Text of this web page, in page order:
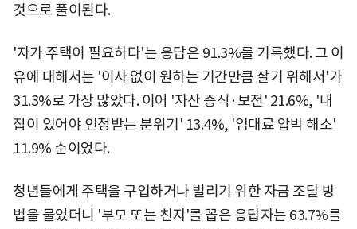
것으로 풀이된다.
'자가 주택이 필요하다'는 응답은 91.3%를 기록했다. 그 이
유에 대해서는 '이사 없이 원하는 기간만큼 살기 위해서'가
31.3%로 가장 많았다. 이어 '자산 증식·보전' 21.6%, '내
집이 있어야 인정받는 분위기' 13.4%, '임대료 압박 해소'
11.9% 순이었다.
청년들에게 주택을 구입하거나 빌리기 위한 자금 조달 방
법을 물었더니 '부모 또는 친지'를 꼽은 응답자는 63.7%를